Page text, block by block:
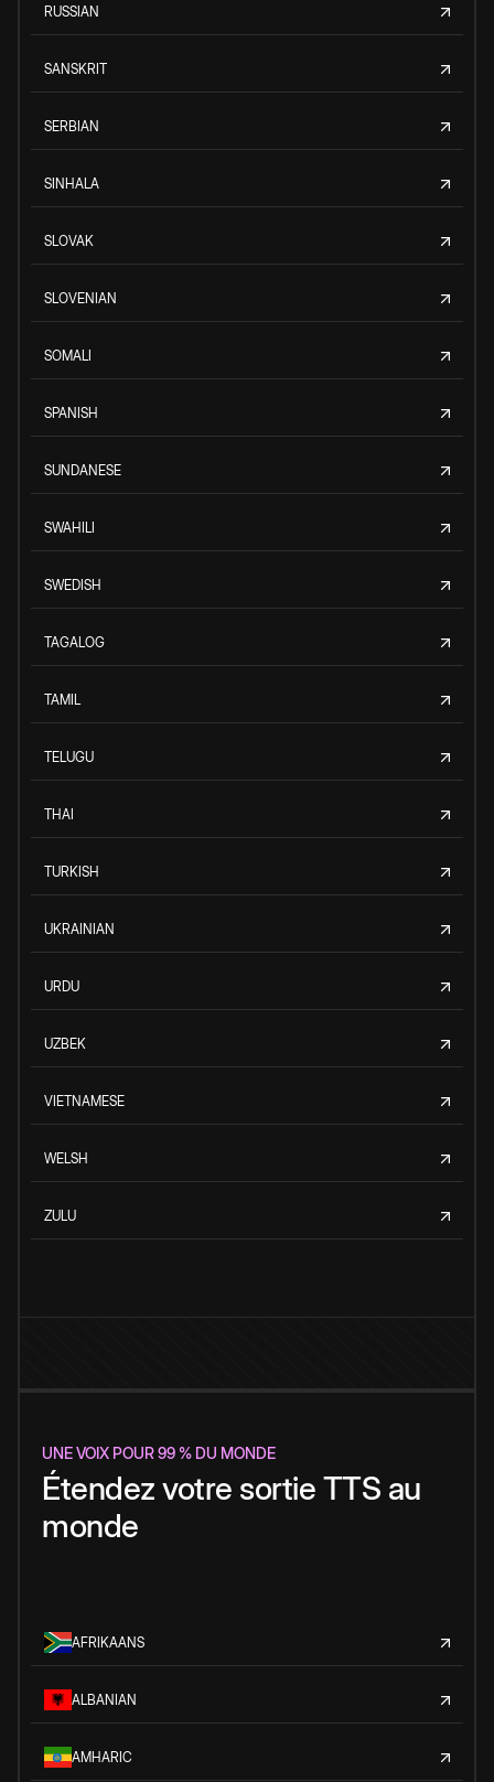
RUSSIAN
SANSKRIT
SERBIAN
SINHALA
SLOVAK
SLOVENIAN
SOMALI
SPANISH
SUNDANESE
SWAHILI
SWEDISH
TAGALOG
TAMIL
TELUGU
THAI
TURKISH
UKRAINIAN
URDU
UZBEK
VIETNAMESE
WELSH
ZULU
UNE VOIX POUR 99 % DU MONDE
Étendez votre sortie TTS au
monde
AFRIKAANS
ALBANIAN
AMHARIC